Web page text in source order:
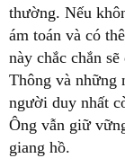
thường. Nếu
ám toán và có
này chắc chắn
Thông và những
người duy nhất
Ông vẫn giữ
giang hồ.